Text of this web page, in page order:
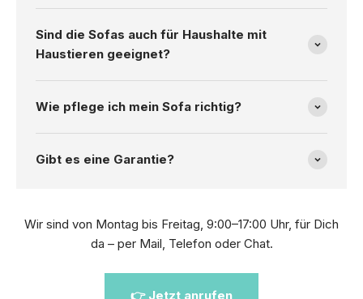
Sind die Sofas auch für Haushalte mit
Haustieren geeignet?
Wie pflege ich mein Sofa richtig?
Gibt es eine Garantie?
Wir sind von Montag bis Freitag, 9:00–17:00 Uhr, für Dich
da – per Mail, Telefon oder Chat.
👉 Jetzt anrufen